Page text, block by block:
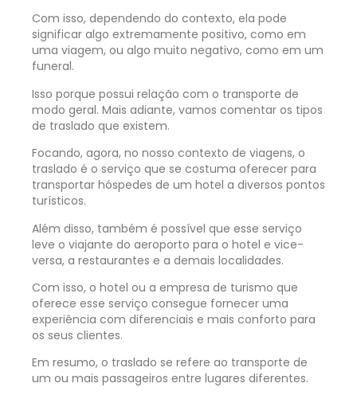
Com isso, dependendo do contexto, ela pode
significar algo extremamente positivo, como em
uma viagem, ou algo muito negativo, como em um
funeral.
Isso porque possui relação com o transporte de
modo geral. Mais adiante, vamos comentar os tipos
de traslado que existem.
Focando, agora, no nosso contexto de viagens, o
traslado é o serviço que se costuma oferecer para
transportar hóspedes de um hotel a diversos pontos
turísticos.
Além disso, também é possível que esse serviço
leve o viajante do aeroporto para o hotel e vice-
versa, a restaurantes e a demais localidades.
Com isso, o hotel ou a empresa de turismo que
oferece esse serviço consegue fornecer uma
experiência com diferenciais e mais conforto para
os seus clientes.
Em resumo, o traslado se refere ao transporte de
um ou mais passageiros entre lugares diferentes.